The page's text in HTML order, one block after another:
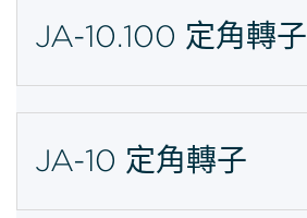
JA-10.100 定角轉子
JA-10 定角轉子